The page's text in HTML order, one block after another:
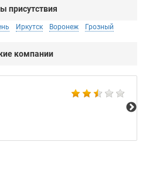
присутствия
Иркутск Воронеж Грозный
компании